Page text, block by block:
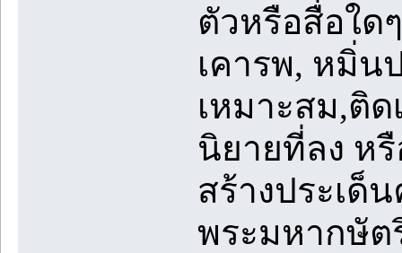
ตัวหรือสื่อใด
เคารพ, หมิ่น
เหมาะสม,ติ
นิยายที่ลง ห
สร้างประเด็
พระมหากษัต